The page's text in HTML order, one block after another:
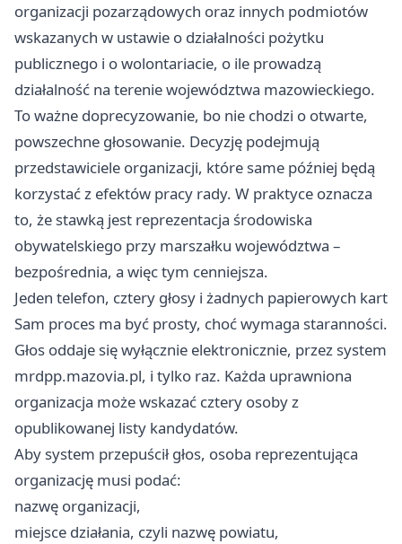
organizacji pozarządowych oraz innych podmiotów
wskazanych w ustawie o działalności pożytku
publicznego i o wolontariacie, o ile prowadzą
działalność na terenie województwa mazowieckiego.
To ważne doprecyzowanie, bo nie chodzi o otwarte,
powszechne głosowanie. Decyzję podejmują
przedstawiciele organizacji, które same później będą
korzystać z efektów pracy rady. W praktyce oznacza
to, że stawką jest reprezentacja środowiska
obywatelskiego przy marszałku województwa –
bezpośrednia, a więc tym cenniejsza.
Jeden telefon, cztery głosy i żadnych papierowych kart
Sam proces ma być prosty, choć wymaga staranności.
Głos oddaje się wyłącznie elektronicznie, przez system
mrdpp.mazovia.pl, i tylko raz. Każda uprawniona
organizacja może wskazać cztery osoby z
opublikowanej listy kandydatów.
Aby system przepuścił głos, osoba reprezentująca
organizację musi podać:
nazwę organizacji,
miejsce działania, czyli nazwę powiatu,